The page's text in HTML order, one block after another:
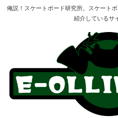
俺説！スケートボード研究所。スケート
紹介しているサ